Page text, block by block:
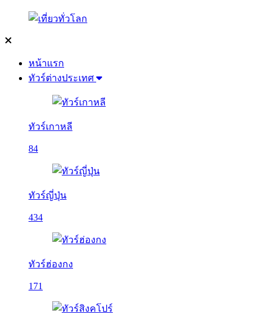
หน้าแรก
ทัวร์ต่างประเทศ
ทัวร์เกาหลี
84
ทัวร์ญี่ปุ่น
434
ทัวร์ฮ่องกง
171